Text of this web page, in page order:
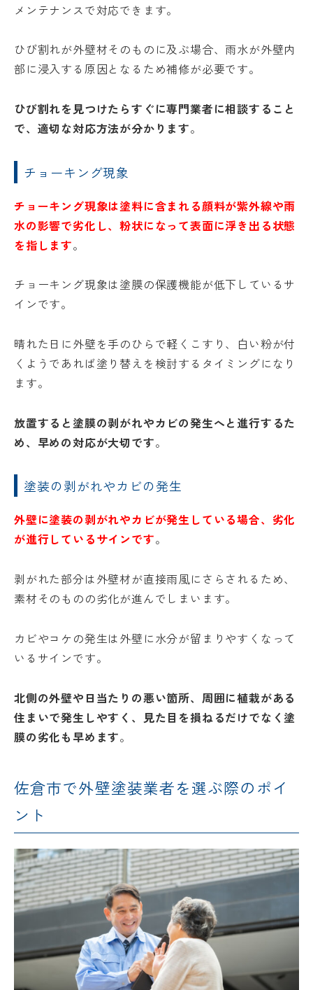
ムメニュ
ー
バスルー
ム
台
トイレ
増改築・
減築・
リノベー
ション
修繕・小
情報
施工事例
お客様の
NEWS＆
ブログ
コラム
ついて
ハウジン
について
保証/
法
Q&A
会社情報
会社概要
スタッフ
紹介
職人一覧
談
約
店
予
ー
で
相
談
ベ
予
メンテナンスで対応できます。
ひび割れが外壁材そのものに及ぶ場合、雨水が外壁内
部に浸入する原因となるため補修が必要です。
ひび割れを見つけたらすぐに専門業者に相談すること
で、適切な対応方法が分かります。
チョーキング現象
チョーキング現象は塗料に含まれる顔料が紫外線や雨
水の影響で劣化し、粉状になって表面に浮き出る状態
を指します。
チョーキング現象は塗膜の保護機能が低下しているサ
インです。
晴れた日に外壁を手のひらで軽くこすり、白い粉が付
くようであれば塗り替えを検討するタイミングになり
ます。
放置すると塗膜の剥がれやカビの発生へと進行するた
め、早めの対応が大切です。
塗装の剥がれやカビの発生
外壁に塗装の剥がれやカビが発生している場合、劣化
が進行しているサインです。
剥がれた部分は外壁材が直接雨風にさらされるため、
素材そのものの劣化が進んでしまいます。
カビやコケの発生は外壁に水分が留まりやすくなって
いるサインです。
北側の外壁や日当たりの悪い箇所、周囲に植栽がある
住まいで発生しやすく、見た目を損ねるだけでなく塗
膜の劣化も早めます。
佐倉市で外壁塗装業者を選ぶ際のポイ
ント